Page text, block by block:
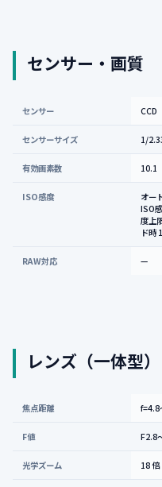
センサー・画質
センサー CCD
センサーサイズ 1/
有効画素数 10.1
ISO感度
オー
ISO
度上
ド時
RAW対応 —
レンズ（一体型）
焦点距離 f=4.8
F値 F2.8
光学ズーム 18 倍